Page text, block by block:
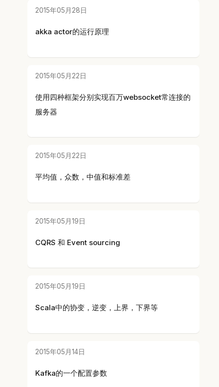
2015年05月28日
akka actor的运行原理
2015年05月22日
使用四种框架分别实现百万websocket常连接的
服务器
2015年05月22日
平均值，众数，中值和标准差
2015年05月19日
CQRS 和 Event sourcing
2015年05月19日
Scala中的协变，逆变，上界，下界等
2015年05月14日
Kafka的一个配置参数